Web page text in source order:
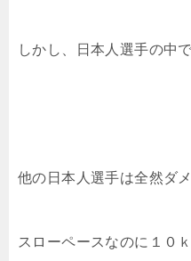
しかし、日本人選手の中
他の日本人選手は全然ダ
スローペースなのに１０